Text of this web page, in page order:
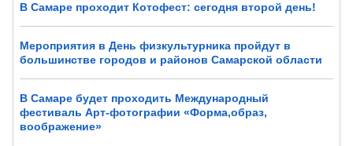
В Самаре проходит Котофест: сегодня второй день!
Мероприятия в День физкультурника пройдут в
большинстве городов и районов Самарской области
В Самаре будет проходить Международный
фестиваль Арт-фотографии «Форма,образ,
воображение»